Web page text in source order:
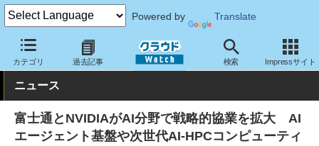
Powered by Translate
カテゴリ 過去記事 検索 Impressサイト
クラウド Watch トピック 協業・提携 その他
ニュース
富士通とNVIDIAがAI分野で戦略的協業を拡大 AI
エージェント基盤や次世代AI-HPCコンピューティ